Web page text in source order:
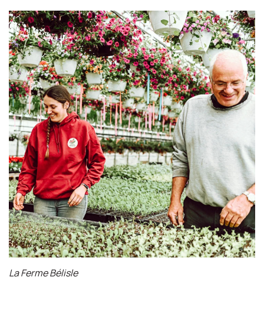
La Ferme Bélisle